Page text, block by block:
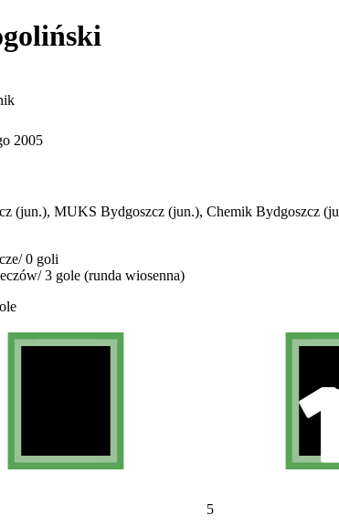
2005
(jun.), MUKS Bydgoszcz (jun.), Chemik Bydgoszcz
0 goli
3 gole (runda wiosenna)
5